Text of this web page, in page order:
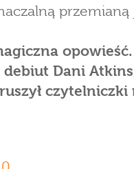
przemianą
opowieść.
debiut Dani
czytelniczki